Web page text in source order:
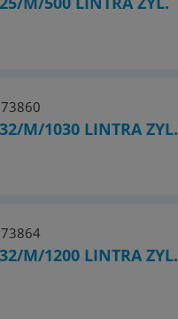
M/1030 LINTRA ZYL.
M/1200 LINTRA ZYL.